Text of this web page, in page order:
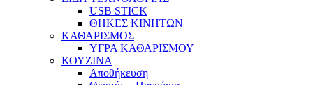
USB STICK
ΘΗΚΕΣ ΚΙΝΗΤΩΝ
ΚΑΘΑΡΙΣΜΟΣ
ΥΓΡΑ ΚΑΘΑΡΙΣΜΟΥ
ΚΟΥΖΙΝΑ
Αποθήκευση